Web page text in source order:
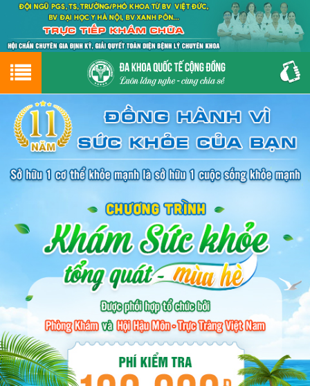
Hotline0243.9656.999tư vấn miễn phí
GIỚI THIỆU
GIỚI THIỆU VỀ PHÒNG KHÁM
CƠ SỞ VẬT CHẤT
ĐẶT HẸN LỊCH KHÁM
ĐƯỜNG TỚI PHÒNG KHÁM
PHỤ KHOA
BỆNH HẬU MÔN
BỆNH XÃ HỘI